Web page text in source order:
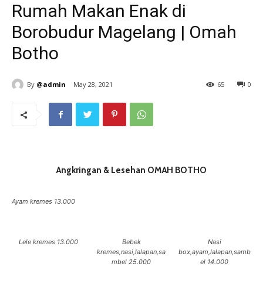
Rumah Makan Enak di
Borobudur Magelang | Omah
Botho
By @admin May 28, 2021 0
65
Angkringan & Lesehan OMAH BOTHO
Ayam kremes 13.000
Lele kremes 13.000
Bebek
kremes,nasi,lalapan,sa
mbel 25.000
Nasi
box,ayam,lalapan,samb
el 14.000